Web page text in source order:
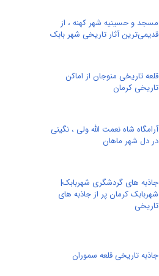
مسجد و حسينيه شهر کهنه ، از
قدیمی‌ترین آثار تاریخی شهر بابک
قلعه تاریخی منوجان از اماکن
تاریخی کرمان
آرامگاه شاه نعمت الله ولی ، نگینی
در دل شهر ماهان
جاذبه های گردشگری شهربابک|
شهربابک کرمان پر از جاذبه های
تاریخی
جاذبه تاریخی قلعه سموران